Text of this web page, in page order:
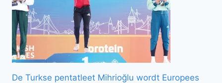
De Turkse pentatleet Mihrioğlu wordt Europees